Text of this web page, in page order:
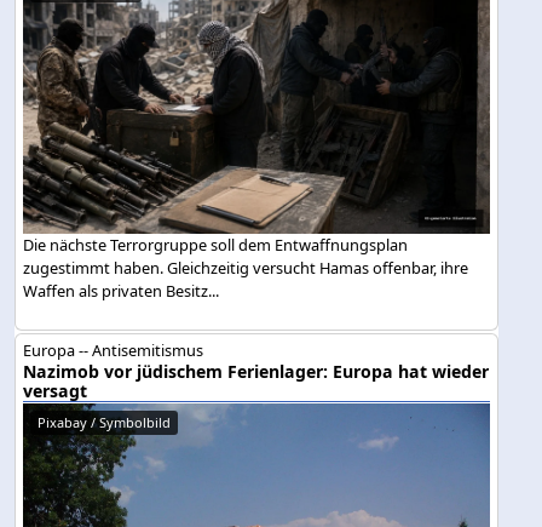
Die nächste Terrorgruppe soll dem Entwaffnungsplan
zugestimmt haben. Gleichzeitig versucht Hamas offenbar, ihre
Waffen als privaten Besitz...
Europa -- Antisemitismus
Nazimob vor jüdischem Ferienlager: Europa hat wieder
versagt
Pixabay / Symbolbild